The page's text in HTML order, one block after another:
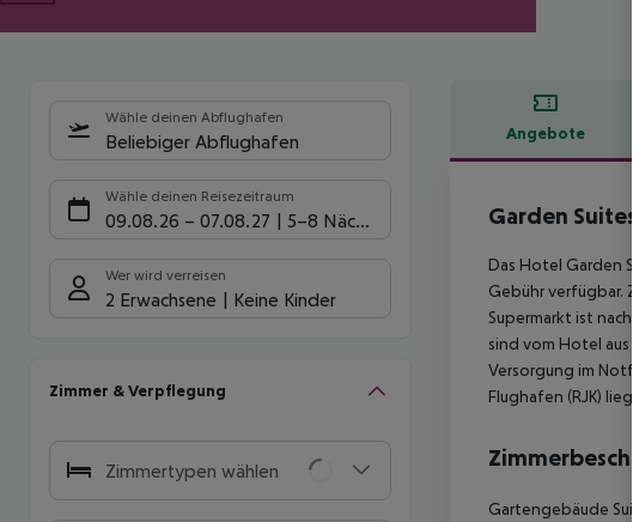
Wähle deinen Abflughafen
Beliebiger Abflughafen
Wähle deinen Reisezeitraum
09.08.26 – 07.08.27 5-8 Nächte
Wer wird verreisen
2 Erwachsene Keine Kinder
Zimmer & Verpflegung
Zimmertypen wählen
Angebote
Garden
Das Hotel Garden
Gebühr verfügbar.
Supermarkt ist
sind vom Hotel aus
Versorgung im
Flughafen (RJK)
Gartengebäude